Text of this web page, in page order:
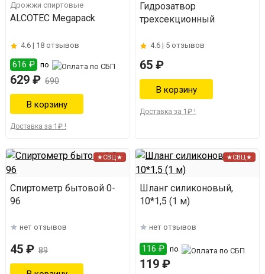
Дрожжи спиртовые
ALCOTEC Megapack
4.6 | 18 отзывов
616 ₽ по
629 ₽ 690
Доставка за 1₽ !
Гидрозатвор
трехсекционный
4.6 | 5 отзывов
65 ₽
Доставка за 1₽ !
★СВЦ★
Спиртометр бытовой 0-
96
нет отзывов
45 ₽ 89
★СВЦ★
Шланг силиконовый,
10*1,5 (1 м)
нет отзывов
116 ₽ по
119 ₽